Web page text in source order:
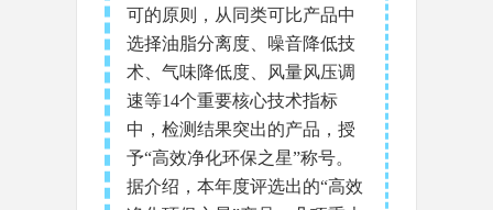
可的原则，从同类可比产品中
选择油脂分离度、噪音降低技
术、气味降低度、风量风压调
速等14个重要核心技术指标
中，检测结果突出的产品，授
予“高效净化环保之星”称号。
据介绍，本年度评选出的“高效